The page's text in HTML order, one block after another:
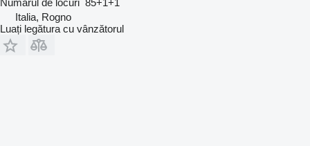
Numărul de locuri 85+1+1
Italia, Rogno
Luați legătura cu vânzătorul